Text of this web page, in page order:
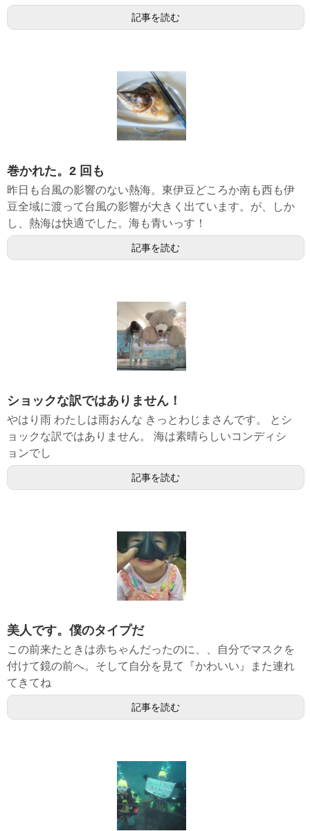
記事を読む
巻かれた。2 回も
昨日も台風の影響のない熱海。東伊豆どころか南も西も伊
豆全域に渡って台風の影響が大きく出ています。が、しか
し、熱海は快適でした。海も青いっす！
記事を読む
ショックな訳ではありません！
やはり雨 わたしは雨おんな きっとわじまさんです。 とシ
ョックな訳ではありません。 海は素晴らしいコンディシ
ョンでし
記事を読む
美人です。僕のタイプだ
この前来たときは赤ちゃんだったのに、、自分でマスクを
付けて鏡の前へ。そして自分を見て『かわいい』また連れ
てきてね
記事を読む